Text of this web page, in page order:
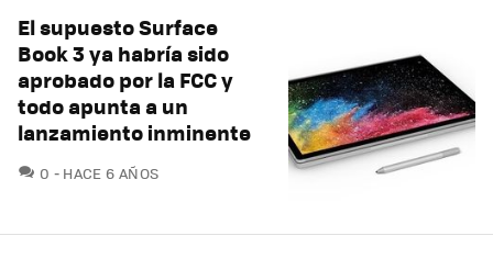
El supuesto Surface
Book 3 ya habría sido
aprobado por la FCC y
todo apunta a un
lanzamiento inminente
0 COMENTARIOS
HACE 6 AÑOS